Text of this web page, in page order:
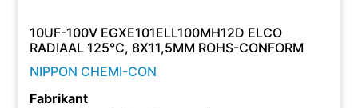
10UF-100V EGXE101ELL100MH12D ELCO
RADIAAL 125°C, 8X11,5MM ROHS-CONFORM
NIPPON CHEMI-CON
Fabrikant